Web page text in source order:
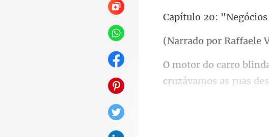
: "Negócios
r Raffaele